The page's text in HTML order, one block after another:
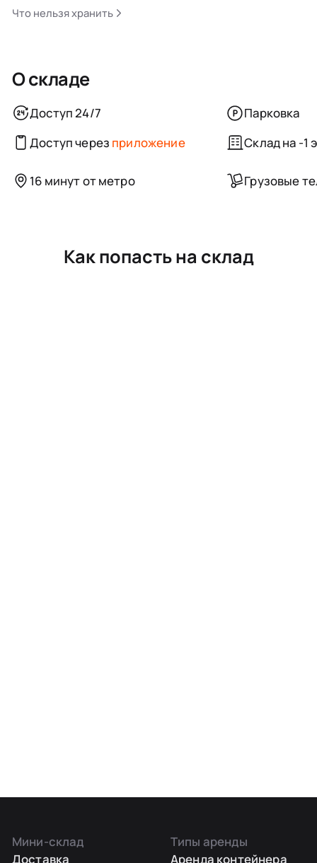
Что нельзя хранить
О складе
Доступ 24/7
Парковка
Доступ через приложение Склад на -1
16 минут от метро Грузовые
Как попасть на склад
Мини-склад
Доставка
Типы аренды
Аренда контейнера